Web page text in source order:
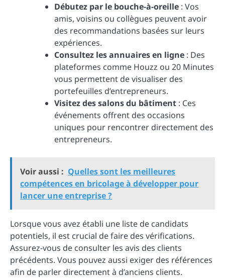
Débutez par le bouche-à-oreille : Vos
amis, voisins ou collègues peuvent avoir
des recommandations basées sur leurs
expériences.
Consultez les annuaires en ligne : Des
plateformes comme Houzz ou 20 Minutes
vous permettent de visualiser des
portefeuilles d’entrepreneurs.
Visitez des salons du bâtiment : Ces
événements offrent des occasions
uniques pour rencontrer directement des
entrepreneurs.
Voir aussi : Quelles sont les meilleures
compétences en bricolage à développer pour
lancer une entreprise ?
Lorsque vous avez établi une liste de candidats
potentiels, il est crucial de faire des vérifications.
Assurez-vous de consulter les avis des clients
précédents. Vous pouvez aussi exiger des références
afin de parler directement à d’anciens clients.